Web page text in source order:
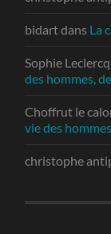
bidartdans La
Sophie Leclercq
des hommes,
Choffrut le
vie des
christophe